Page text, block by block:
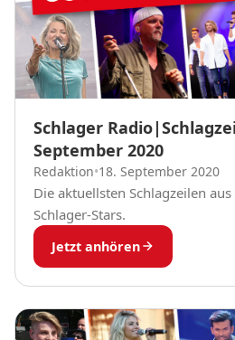
Schlager
September 2020
Redaktion•18. September 2020
Die aktuellsten Schlagzeilen
Schlager-Stars.
Jetzt anhören